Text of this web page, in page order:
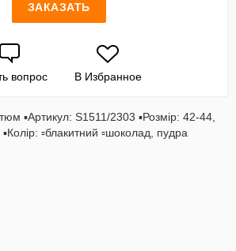
ЗАКАЗАТЬ
вопрос В Избранное
▪️Артикул: S1511/2303 ▪️Розмiр: 42-44,
▫️блакитний ▫️шоколад, пудра